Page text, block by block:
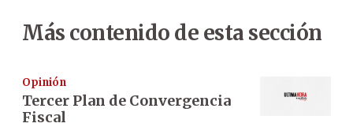
Más contenido de esta sección
Opinión
Tercer Plan de Convergencia
Fiscal